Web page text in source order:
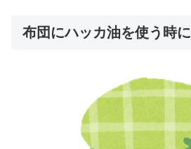
布団にハッカ油を使う時